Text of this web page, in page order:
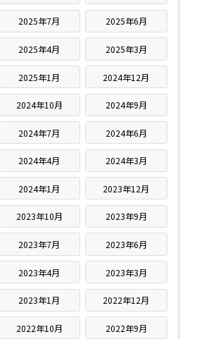
2025年7月 2025年6月
2025年4月 2025年3月
2025年1月 2024年12月
2024年10月 2024年9月
2024年7月 2024年6月
2024年4月 2024年3月
2024年1月 2023年12月
2023年10月 2023年9月
2023年7月 2023年6月
2023年4月 2023年3月
2023年1月 2022年12月
2022年10月 2022年9月